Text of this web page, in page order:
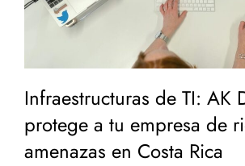
Infraestructuras de TI: AK
protege a tu empresa de
amenazas en Costa Rica